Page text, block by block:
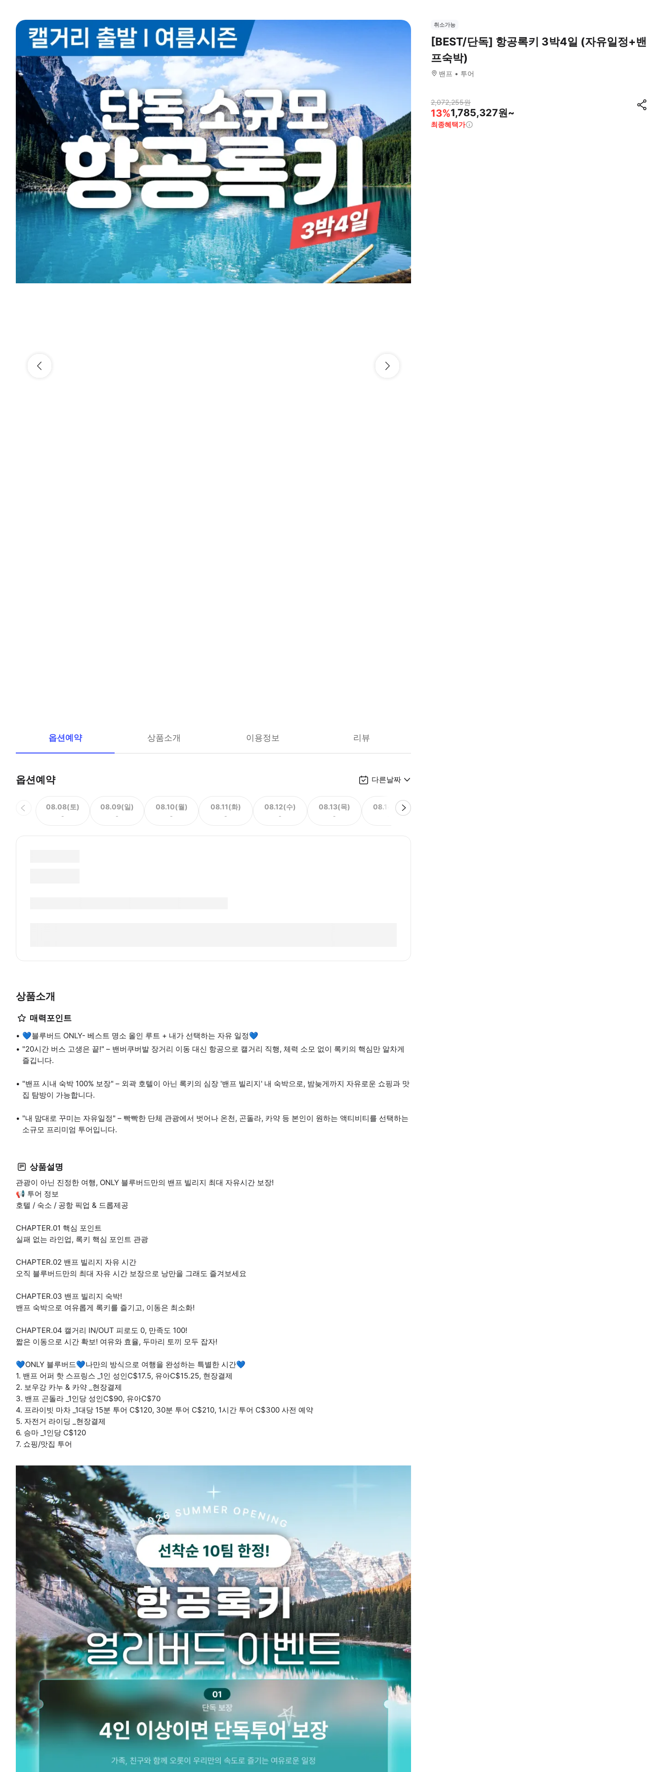
옵션예약 상품소개 이용정보 리뷰
옵션예약 다른날짜
08.08(토)
-
08.09(일)
-
08.10(월)
-
08.11(화)
-
08.12(수)
-
08.13(목)
-
08.14(금)
상품소개
매력포인트
💙블루버드 ONLY- 베스트 명소 올인 루트 + 내가 선택하는 자유 일정💙
"20시간 버스 고생은 끝!" – 밴버쿠버발 장거리 이동 대신 항공으로 캘거리 직행, 체력 소모 없이 록키의 핵심만 알차게
즐깁니다.
"밴프 시내 숙박 100% 보장" – 외곽 호텔이 아닌 록키의 심장 '밴프 빌리지' 내 숙박으로, 밤늦게까지 자유로운 쇼핑과 맛
집 탐방이 가능합니다.
"내 맘대로 꾸미는 자유일정" – 빡빡한 단체 관광에서 벗어나 온천, 곤돌라, 카약 등 본인이 원하는 액티비티를 선택하는
소규모 프리미엄 투어입니다.
상품설명
관광이 아닌 진정한 여행, ONLY 블루버드만의 밴프 빌리지 최대 자유시간 보장!
📢 투어 정보
호텔 / 숙소 / 공항 픽업 & 드롭제공
CHAPTER.01 핵심 포인트
실패 없는 라인업, 록키 핵심 포인트 관광
CHAPTER.02 밴프 빌리지 자유 시간
오직 블루버드만의 최대 자유 시간 보장으로 낭만을 그래도 즐겨보세요
CHAPTER.03 밴프 빌리지 숙박!
밴프 숙박으로 여유롭게 록키를 즐기고, 이동은 최소화!
CHAPTER.04 캘거리 IN/OUT 피로도 0, 만족도 100!
짧은 이동으로 시간 확보! 여유와 효율, 두마리 토끼 모두 잡자!
💙ONLY 블루버드💙나만의 방식으로 여행을 완성하는 특별한 시간💙
1. 밴프 어퍼 핫 스프링스 _1인 성인C$17.5, 유아C$15.25, 현장결제
2. 보우강 카누 & 카약 _현장결제
3. 밴프 곤돌라 _1인당 성인C$90, 유아C$70
4. 프라이빗 마차 _1대당 15분 투어 C$120, 30분 투어 C$210, 1시간 투어 C$300 사전 예약
5. 자전거 라이딩 _현장결제
6. 승마 _1인당 C$120
7. 쇼핑/맛집 투어
취소가능
[BEST/단독] 항공록키 3박4일 (자유일정+밴
프숙박)
밴프 투어
2,072,255원
13%1,785,327원~
최종혜택가